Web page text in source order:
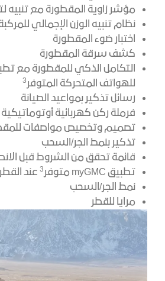
مؤشر زاوية المقطورة مع تنبيه
نظام تنبيه الوزن الإجمالي
اختبار ضوء المقطورة
كشف سرقة المقطورة
للهواتف المتحركة المتوفر3
رسائل تذكير بمواعيد الصيانة
فرملة ركن كهربائية أوتوماتيكية
تصميم وتخصيص مواصفات
تذكير بنمط الجر/السحب
قائمة تحقق من الشروط قبل
تطبيق myGMC متوفر
3 عند القطر
نمط الجر/السحب
مرايا للقطر